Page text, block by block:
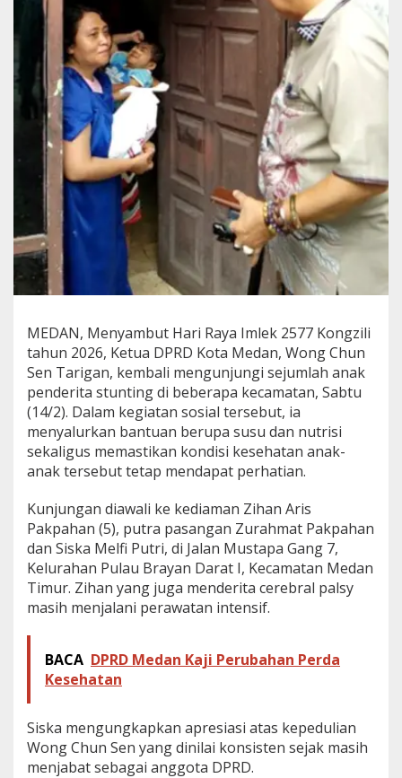
u
A
n
a
k
t
u
n
g
d
a
S
a
u
r
k
a
n
B
a
t
u
a
n
MEDAN, Menyambut Hari Raya Imlek 2577 Kongzili
tahun 2026, Ketua DPRD Kota Medan, Wong Chun
Sen Tarigan, kembali mengunjungi sejumlah anak
penderita stunting di beberapa kecamatan, Sabtu
(14/2). Dalam kegiatan sosial tersebut, ia
menyalurkan bantuan berupa susu dan nutrisi
sekaligus memastikan kondisi kesehatan anak-
anak tersebut tetap mendapat perhatian.
Kunjungan diawali ke kediaman Zihan Aris
Pakpahan (5), putra pasangan Zurahmat Pakpahan
dan Siska Melfi Putri, di Jalan Mustapa Gang 7,
Kelurahan Pulau Brayan Darat I, Kecamatan Medan
Timur. Zihan yang juga menderita cerebral palsy
masih menjalani perawatan intensif.
BACA DPRD Medan Kaji Perubahan Perda
Kesehatan
Siska mengungkapkan apresiasi atas kepedulian
Wong Chun Sen yang dinilai konsisten sejak masih
menjabat sebagai anggota DPRD.